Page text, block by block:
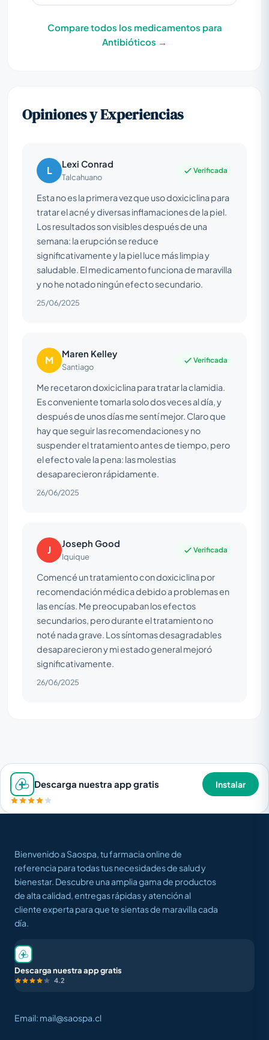
Compare todos los medicamentos para
Antibióticos →
Opiniones y Experiencias
L Lexi Conrad
Talcahuano
Verificada
Esta no es la primera vez que uso doxiciclina para
tratar el acné y diversas inflamaciones de la piel.
Los resultados son visibles después de una
semana: la erupción se reduce
significativamente y la piel luce más limpia y
saludable. El medicamento funciona de maravilla
y no he notado ningún efecto secundario.
25/06/2025
M Maren Kelley
Santiago
Verificada
Me recetaron doxiciclina para tratar la clamidia.
Es conveniente tomarla solo dos veces al día, y
después de unos días me sentí mejor. Claro que
hay que seguir las recomendaciones y no
suspender el tratamiento antes de tiempo, pero
el efecto vale la pena: las molestias
desaparecieron rápidamente.
26/06/2025
J Joseph Good
Iquique
Verificada
Comencé un tratamiento con doxiciclina por
recomendación médica debido a problemas en
las encías. Me preocupaban los efectos
secundarios, pero durante el tratamiento no
noté nada grave. Los síntomas desagradables
desaparecieron y mi estado general mejoró
significativamente.
26/06/2025
Descarga nuestra app gratis Instalar
Bienvenido a Saospa, tu farmacia online de
referencia para todas tus necesidades de salud y
bienestar. Descubre una amplia gama de productos
de alta calidad, entregas rápidas y atención al
cliente experta para que te sientas de maravilla cada
día.
Descarga nuestra app gratis
4.2
Email: mail@saospa.cl